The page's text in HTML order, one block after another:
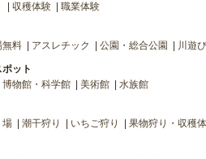
収穫体験 職業体験
無料 アスレチック 公園・総合公園 川遊び
ット
博物館・科学館 美術館 水族館
場 潮干狩り いちご狩り 果物狩り・収穫